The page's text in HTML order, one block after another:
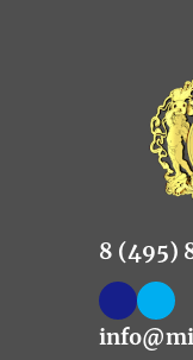
8 (495)